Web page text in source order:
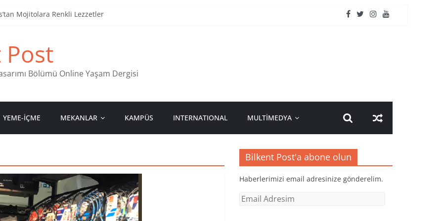
Mojitolara Renkli Lezzetler
Stamps in Ankara
Bölümü Online Yaşam Dergisi
YEME-İÇME MEKANLAR KAMPÜS INTERNATIONAL MULTİMEDYA
Bilkent Post'a abone olun
Haberlerimizi email adresinize gönderelim.
Email